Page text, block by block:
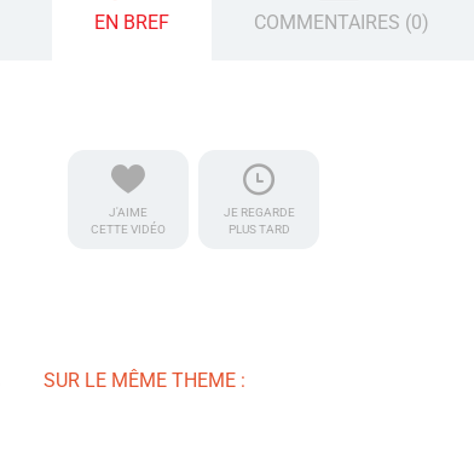
EN BREF COMMENTAIRES (0)
J'AIME
CETTE VIDÉO
JE REGARDE
PLUS TARD
SUR LE MÊME THEME :